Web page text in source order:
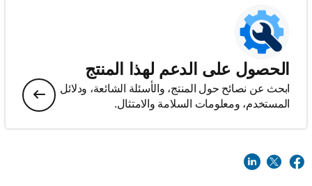
الحصول على الدعم لهذا المنتج
ابحث عن نصائح حول المنتج، والأسئلة الشائعة، ودلائل
المستخدم، ومعلومات السلامة والامتثال.